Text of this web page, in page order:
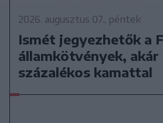
2026. augusztus 07., péntek
Ismét jegyezhetők a
államkötvények, akár
százalékos kamattal